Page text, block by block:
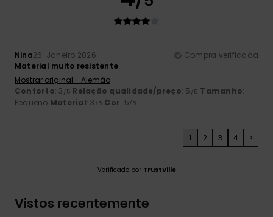
Nina26. Janeiro 2026
Compra verificada
Material muito resistente
Mostrar original - Alemão
Conforto: 3 /5 Relação qualidade/preço: 5 /5 Tamanho:
Pequeno Material: 3 /5 Cor: 5/5
1 2 3 4 >
Verificado por TrustVille
Vistos recentemente